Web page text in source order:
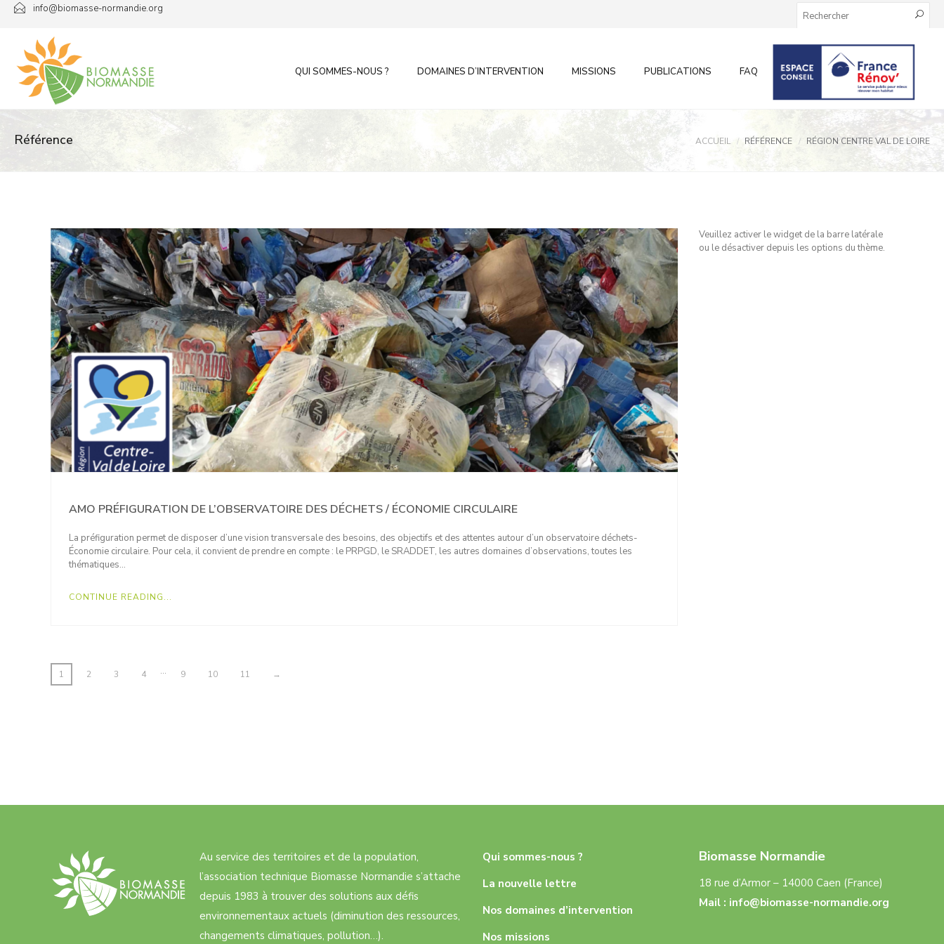
Passer
contenu
info@biomasse-normandie.org
QUI SOMMES-NOUS ? DOMAINES D’INTERVENTION MISSIONS PUBLICATIONS FAQ INFOS AUX PARTICULIERS
Référence ACCUEIL RÉFÉRENCE RÉGION CENTRE VAL DE LOIRE
AMO PRÉFIGURATION DE L’OBSERVATOIRE DES DÉCHETS / ÉCONOMIE CIRCULAIRE
La préfiguration permet de disposer d’une vision transversale des besoins, des objectifs et des attentes autour d’un observatoire déchets-
Économie circulaire. Pour cela, il convient de prendre en compte : le PRPGD, le SRADDET, les autres domaines d’observations, toutes les
thématiques…
CONTINUE READING...
1 2 3 4 … 9 10 11 →
Veuillez activer le widget de la barre latérale
ou le désactiver depuis les options du thème.
Au service des territoires et de la population,
l’association technique Biomasse Normandie s’attache
depuis 1983 à trouver des solutions aux défis
environnementaux actuels (diminution des ressources,
changements climatiques, pollution…).
Qui sommes-nous ?
La nouvelle lettre
Nos domaines d’intervention
Nos missions
Biomasse Normandie
18 rue d’Armor – 14000 Caen (France)
Mail : info@biomasse-normandie.org